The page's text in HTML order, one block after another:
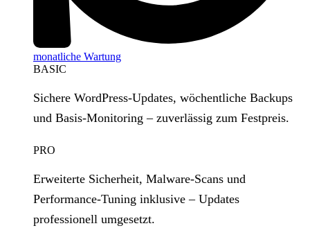
monatliche Wartung
BASIC
Sichere WordPress‑Updates, wöchentliche Backups
und Basis‑Monitoring – zuverlässig zum Festpreis.
PRO
Erweiterte Sicherheit, Malware‑Scans und
Performance‑Tuning inklusive – Updates
professionell umgesetzt.